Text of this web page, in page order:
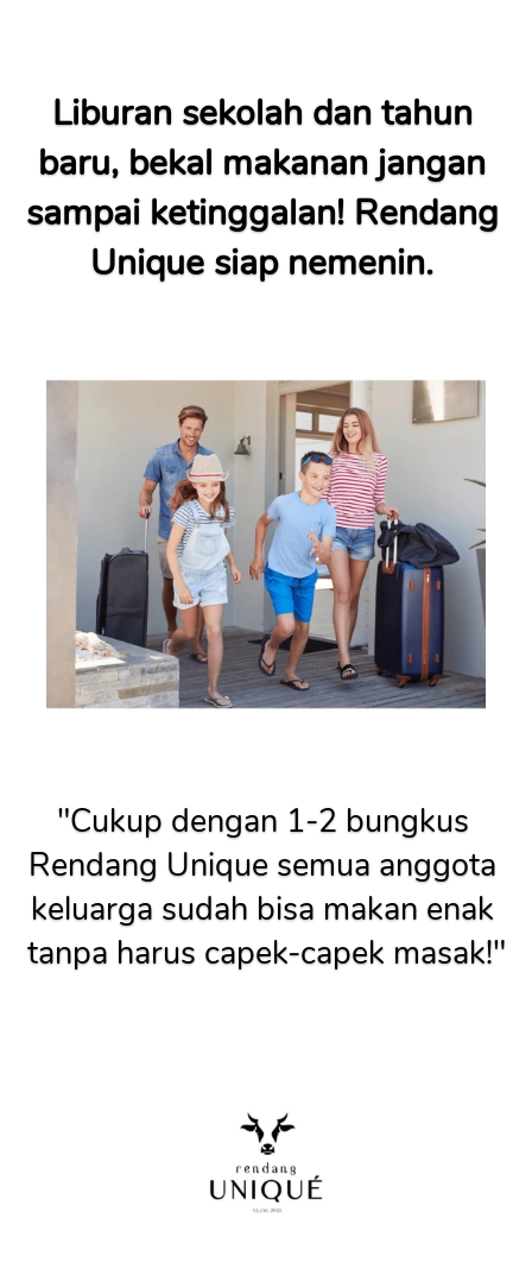
Liburan sekolah dan tahun
baru, bekal makanan jangan
sampai ketinggalan! Rendang
Unique siap nemenin.
"Cukup dengan 1-2 bungkus
Rendang Unique semua anggota
keluarga sudah bisa makan enak
tanpa harus capek-capek masak!"